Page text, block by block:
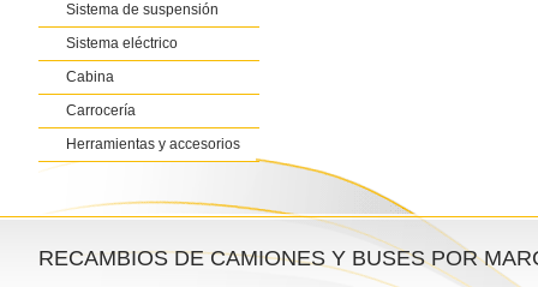
Sistema de suspensión
Sistema eléctrico
Cabina
Carrocería
Herramientas y accesorios
RECAMBIOS DE CAMIONES Y BUSES POR